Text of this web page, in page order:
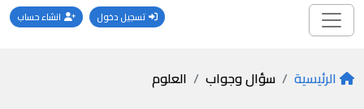
تسجيل دخول انشاء حساب
الرئيسية سؤال وجواب العلوم